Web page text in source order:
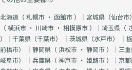
北海道（札幌市 ・ 函館市）｜宮城県（仙台市
（横浜市 ・ 川崎市 ・ 相模原市）｜埼玉県（
）｜千葉県（千葉市） ｜茨城県（水戸市） ｜
前橋市） ｜静岡県（浜松市 ・ 静岡市）｜三
岐阜市） ｜兵庫県（神戸市 ・ 姫路市）｜京